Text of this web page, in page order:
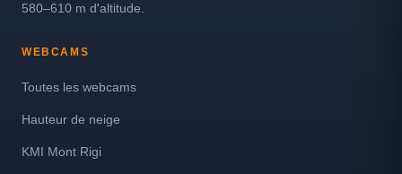
580–610 m d'altitude.
WEBCAMS
Toutes les webcams
Hauteur de neige
KMI Mont Rigi